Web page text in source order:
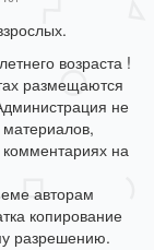
возраста !
размещаются
не
материалов,
на
авторам
копирование
разрешению.